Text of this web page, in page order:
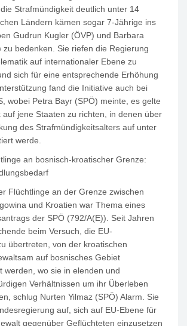
Strafmündigkeit deutlich unter 14
Ländern kämen sogar 7-Jährige ins
Gudrun Kugler (ÖVP) und Barbara
zu bedenken. Sie riefen die Regierung
auf internationaler Ebene zu
sich für eine entsprechende Erhöhung
fand die Initiative auch bei
wobei Petra Bayr (SPÖ) meinte, es gelte
auf jene Staaten zu richten, in denen über
des Strafmündigkeitsalters auf unter
werde.
an bosnisch-kroatischer Grenze:
Flüchtlinge an der Grenze zwischen
und Kroatien war Thema eines
der SPÖ (792/A(E)). Seit Jahren
beim Versuch, die EU-
übertreten, von der kroatischen
auf bosnisches Gebiet
werden, wo sie in elenden und
Verhältnissen um ihr Überleben
schlug Nurten Yilmaz (SPÖ) Alarm. Sie
auf, sich auf EU-Ebene für
gegenüber Geflüchteten einzusetzen